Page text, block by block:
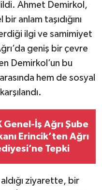
Ahmet Demirkol,
anlam taşıdığını
ilgi ve samimiyet
geniş bir çevre
Demirkol’un bu
hem de sosyal
Genel-İş Ağrı Şube
Erincik’ten Ağrı
Tepki
ziyarette, bir